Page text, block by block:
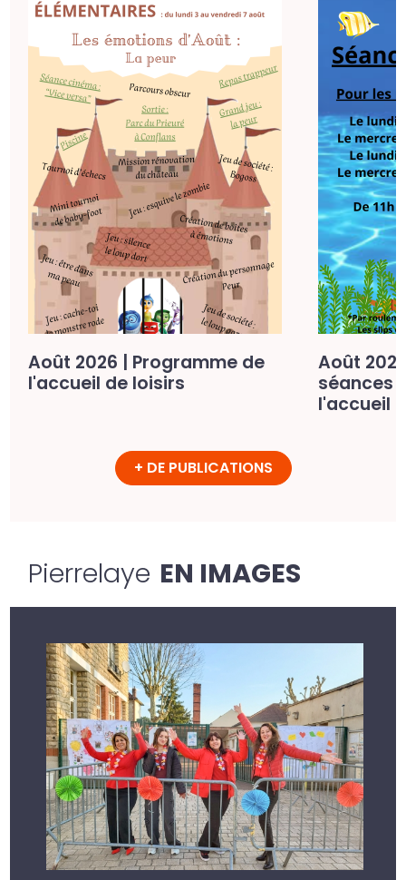
Août 2026 | Programme de
l'accueil de loisirs
Août
séances
l'accueil
+ DE PUBLICATIONS
Pierrelaye EN IMAGES